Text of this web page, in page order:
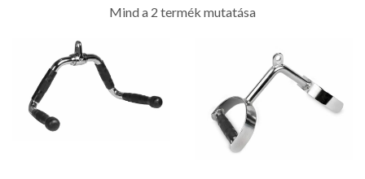
Mind a 2 termék mutatása